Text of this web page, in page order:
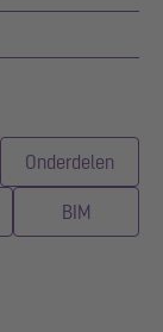
Onderdelen
BIM